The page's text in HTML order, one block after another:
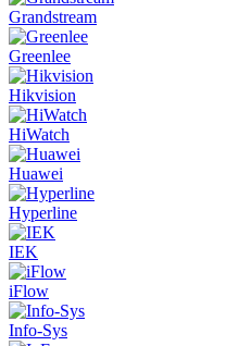
Grandstream
Greenlee
Hikvision
HiWatch
Huawei
Hyperline
IEK
iFlow
Info-Sys